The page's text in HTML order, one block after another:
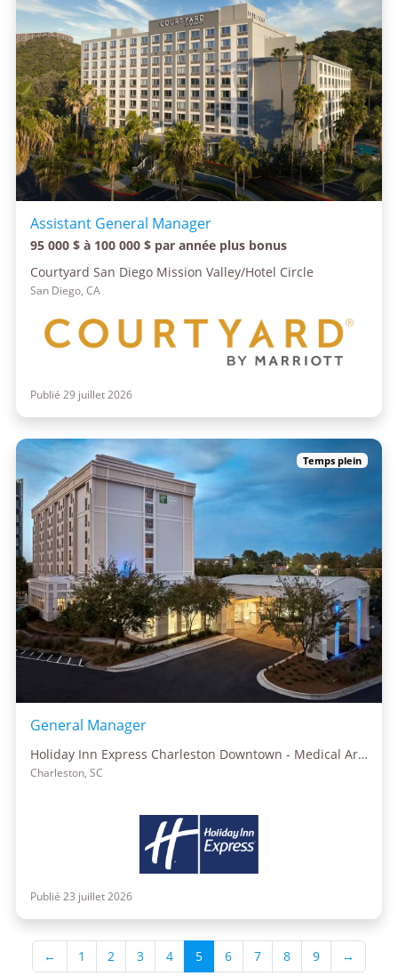
Assistant General Manager
95 000 $ à 100 000 $ par année plus bonus
Courtyard San Diego Mission Valley/Hotel Circle
San Diego, CA
Publié 29 juillet 2026
Temps plein
General Manager
Holiday Inn Express Charleston Downtown - Medical Area
Charleston, SC
Publié 23 juillet 2026
← 1 2 3 4 5 6 7 8 9 →